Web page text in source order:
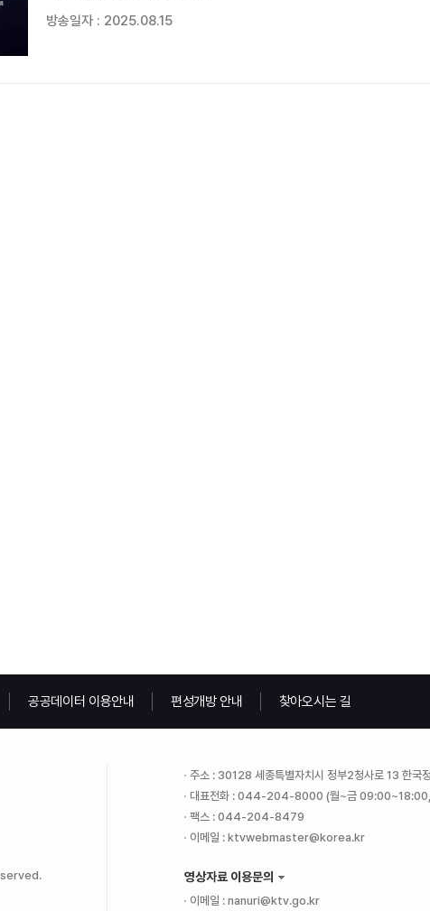
방송일자 : 2025.08.15
공공데이터 이용안내 편성개방 안내 찾아오시는 길
주소 : 30128 세종특별자치시 정부2청사로 13 한국
대표전화 : 044-204-8000 (월~금 09:00~18:00,
팩스 : 044-204-8479
이메일 : ktvwebmaster@korea.kr
영상자료 이용문의
이메일 : nanuri@ktv.go.kr